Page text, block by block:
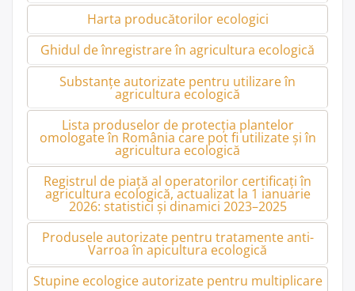
„Divizia
bio
a
grupului
Carmistin:
ferme
certificate
ecologic,
planuri
de
expansiune
cerere
în
creștere
pentru
produsele
Harta producătorilor ecologici
Ghidul de înregistrare în agricultura ecologică
Substanțe autorizate pentru utilizare în
agricultura ecologică
Lista produselor de protecția plantelor
omologate în România care pot fi utilizate și în
agricultura ecologică
Registrul de piață al operatorilor certificați în
agricultura ecologică, actualizat la 1 ianuarie
2026: statistici și dinamici 2023–2025
Produsele autorizate pentru tratamente anti-
Varroa în apicultura ecologică
Stupine ecologice autorizate pentru multiplicare